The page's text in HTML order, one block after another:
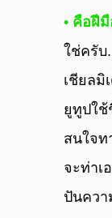
• คือฝี
ใช่ครับ
เชียลมิ
ยูทูปใช้
สนใจท
จะท่าเ
ปันควา